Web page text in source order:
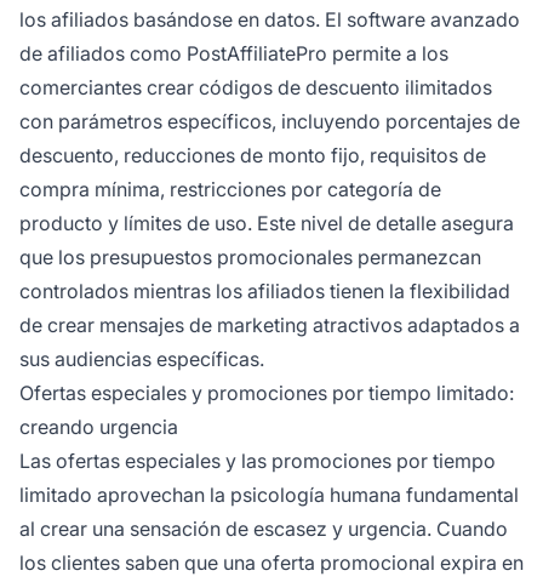
los afiliados basándose en datos. El software avanzado
de afiliados como PostAffiliatePro permite a los
comerciantes crear códigos de descuento ilimitados
con parámetros específicos, incluyendo porcentajes de
descuento, reducciones de monto fijo, requisitos de
compra mínima, restricciones por categoría de
producto y límites de uso. Este nivel de detalle asegura
que los presupuestos promocionales permanezcan
controlados mientras los afiliados tienen la flexibilidad
de crear mensajes de marketing atractivos adaptados a
sus audiencias específicas.
Ofertas especiales y promociones por tiempo limitado:
creando urgencia
Las ofertas especiales y las promociones por tiempo
limitado aprovechan la psicología humana fundamental
al crear una sensación de escasez y urgencia. Cuando
los clientes saben que una oferta promocional expira en